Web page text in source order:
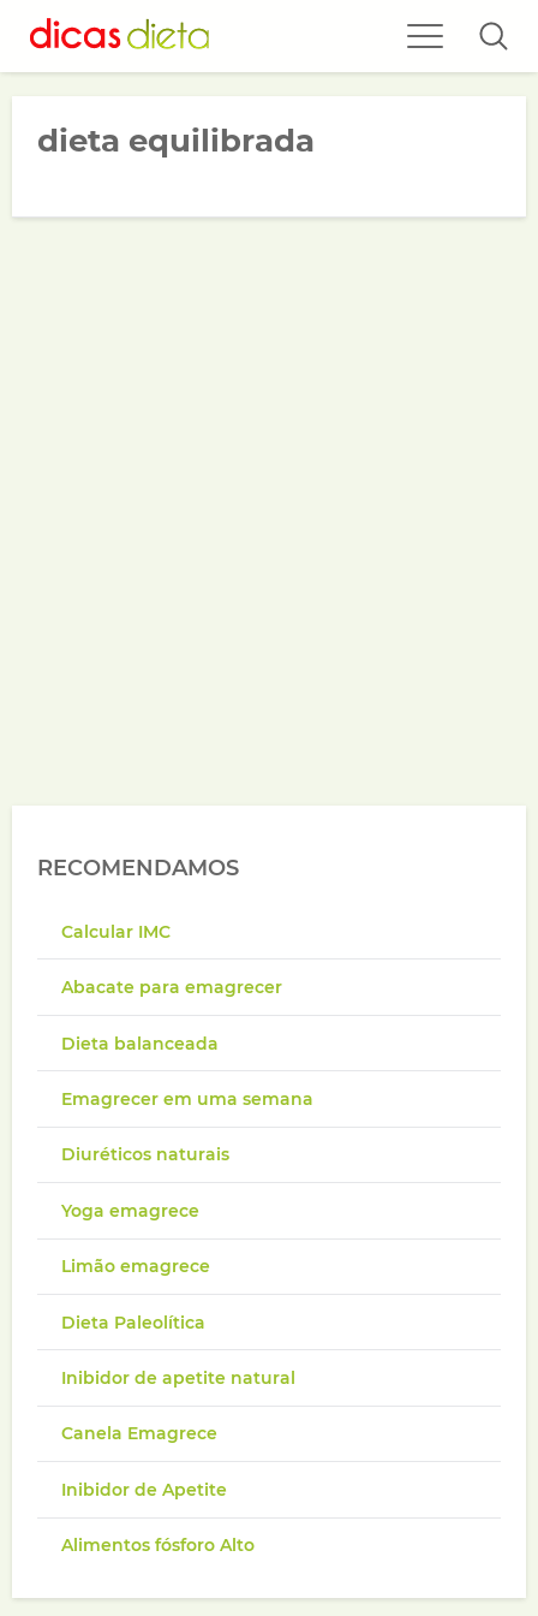
dieta equilibrada
RECOMENDAMOS
Calcular IMC
Abacate para emagrecer
Dieta balanceada
Emagrecer em uma semana
Diuréticos naturais
Yoga emagrece
Limão emagrece
Dieta Paleolítica
Inibidor de apetite natural
Canela Emagrece
Inibidor de Apetite
Alimentos fósforo Alto